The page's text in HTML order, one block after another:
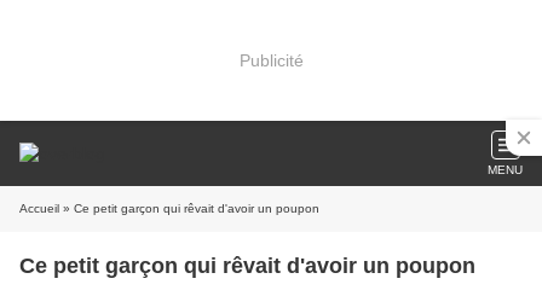
Publicité
MENU
Accueil » Ce petit garçon qui rêvait d'avoir un poupon
Ce petit garçon qui rêvait d'avoir un poupon